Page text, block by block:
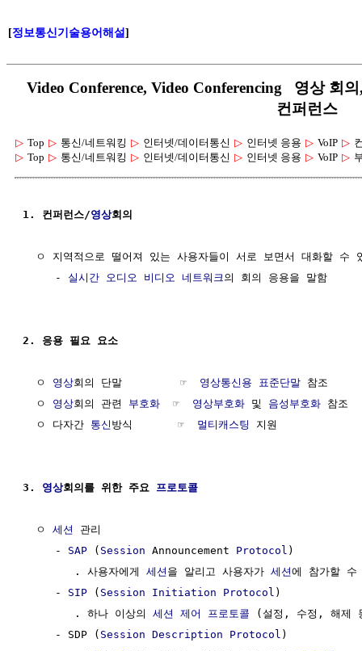
[정보통신기술용어해설]
Video Conference, Video Conferencing 영상 회
컨퍼런스
▷ Top ▷ 통신/네트워킹 ▷ 인터넷/데이터통신 ▷ 인터넷 응용 ▷ VoIP ▷
▷ Top ▷ 통신/네트워킹 ▷ 인터넷/데이터통신 ▷ 인터넷 응용 ▷ VoIP ▷
1. 컨퍼런스/영상회의
ㅇ 지역적으로 떨어져 있는 사용자들이 서로 보면서 대화할 수
     -
실시간 오디오 비디오 네트워크 의 회의 응용을 말함
2. 응용 필요 요소
  ㅇ
영상회의 단말         ☞ 영상통신용 표준단말 참조
  ㅇ
영상회의 관련 부호화
  ☞
영상부호화 및 음성부호화 참조
  ㅇ 다자간
통신 방식       ☞ 멀티캐스팅 지원
3. 영상회의를 위한 주요 프로토콜
  ㅇ
세션
관리
     -
SAP ( Session Announcement Protocol )
        . 사용자에게
세션 을 알리고 사용자가 세션에 참가할
     -
SIP ( Session Initiation Protocol )
        . 하나 이상의
세션 제어 프로토콜 (설정, 수정, 해제
     - SDP (
Session Description Protocol )